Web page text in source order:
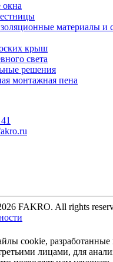
материалы и
крыш
света
решения
монтажная пена
FAKRO. All rights
cookie,
лицами, для